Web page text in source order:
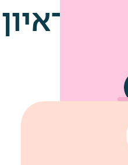
לראיון